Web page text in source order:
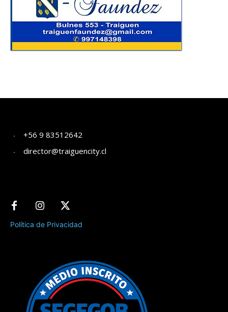
+56 9 83512642
director@traiguencity.cl
Política de Privacidad